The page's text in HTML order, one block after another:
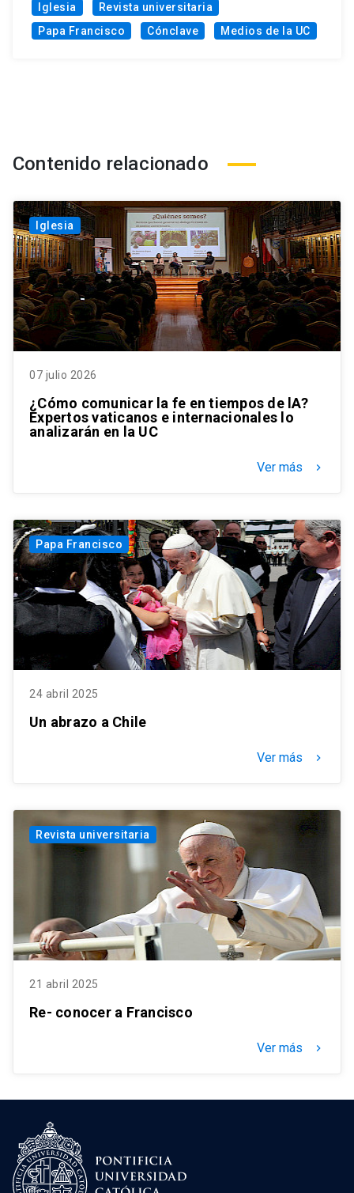
Iglesia
Revista universitaria
Papa Francisco
Cónclave Medios de la UC
Contenido relacionado
Iglesia
07 julio 2026
¿Cómo comunicar la fe en tiempos de lA?
Expertos vaticanos e internacionales lo
analizarán en la UC
Ver más keyboard_arrow_right
Papa Francisco
24 abril 2025
Un abrazo a Chile
Ver más keyboard_arrow_right
Revista universitaria
21 abril 2025
Re- conocer a Francisco
Ver más keyboard_arrow_right